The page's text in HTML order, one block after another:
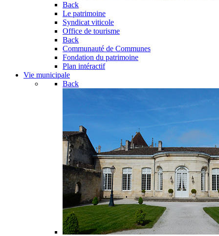
Back
Le patrimoine
Syndicat viticole
Office de tourisme
Back
Communauté de Communes
Fondation du patrimoine
Plan intéractif
Vie municipale
Back